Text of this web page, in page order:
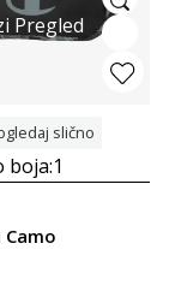
Pregled
slično
boja:1
Camo